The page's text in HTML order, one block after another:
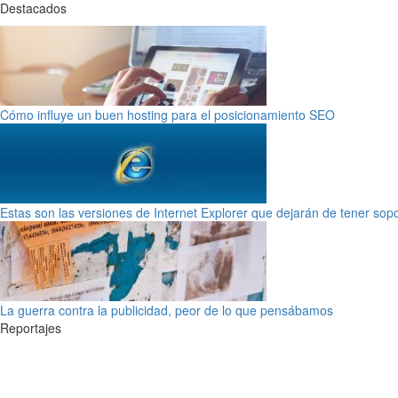
Destacados
Cómo influye un buen hosting para el posicionamiento SEO
Estas son las versiones de Internet Explorer que dejarán de tener
La guerra contra la publicidad, peor de lo que pensábamos
Reportajes